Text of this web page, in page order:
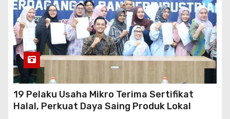
19 Pelaku Usaha Mikro Terima Sertifikat
Halal, Perkuat Daya Saing Produk Lokal